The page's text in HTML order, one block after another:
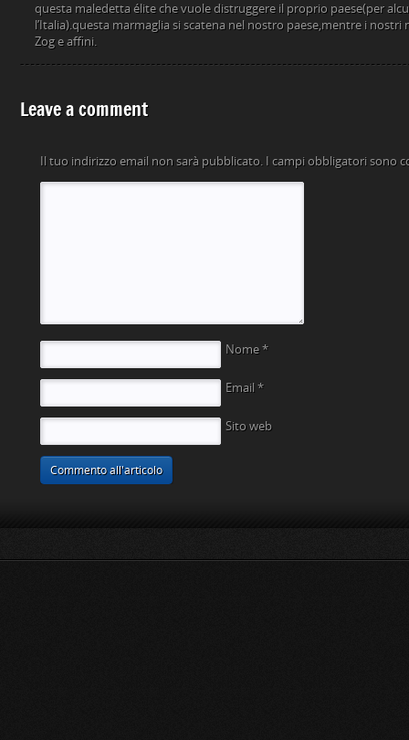
questa maledetta élite che vuole distruggere il proprio paese(per
l’Italia).questa marmaglia si scatena nel nostro paese,mentre i
Zog e affini.
Leave a comment
Il tuo indirizzo email non sarà pubblicato. I campi obbligatori sono
Nome *
Email *
Sito web